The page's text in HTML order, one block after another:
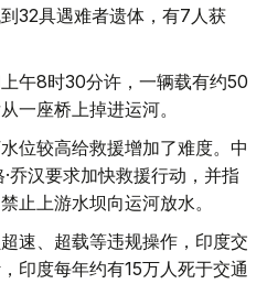
32具遇难者遗体，有7人获
午8时30分许，一辆载有约50
一座桥上掉进运河。
位较高给救援增加了难度。中
乔汉要求加快救援行动，并指
止上游水坝向运河放水。
速、超载等违规操作，印度交
印度每年约有15万人死于交通